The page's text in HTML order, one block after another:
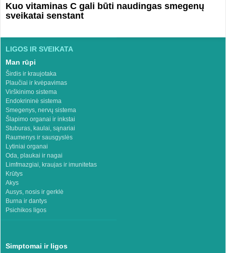
Kuo vitaminas C gali būti naudingas smegenų
sveikatai senstant
LIGOS IR SVEIKATA
Man rūpi
Širdis ir kraujotaka
Plaučiai ir kvėpavimas
Virškinimo sistema
Endokrininė sistema
Smegenys, nervų sistema
Šlapimo organai ir inkstai
Stuburas, kaulai, sąnariai
Raumenys ir sausgyslės
Lytiniai organai
Oda, plaukai ir nagai
Limfmazgiai, kraujas ir imunitetas
Krūtys
Akys
Ausys, nosis ir gerklė
Burna ir dantys
Psichikos ligos
Simptomai ir ligos